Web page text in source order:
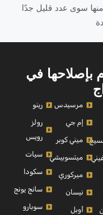
سوى عدد قليل جدًا
بإصلاحها في
مرسيدس
إم جي
ميني كوبر
ميتسوبيشي
ميركوري
نيسان
أوبل
رينو
رولز
رويس
سيات
سكودا
سانج يونج
سوبارو